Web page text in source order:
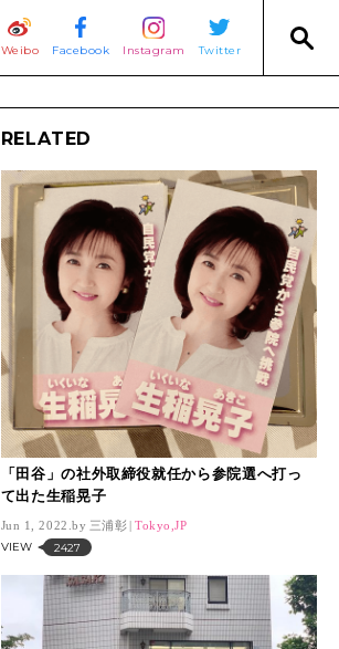
Weibo Facebook Instagram Twitter
RELATED
「田谷」の社外取締役就任から参院選へ打っ
て出た生稲晃子
Jun 1, 2022. 三浦彰 Tokyo,JP
VIEW 2427